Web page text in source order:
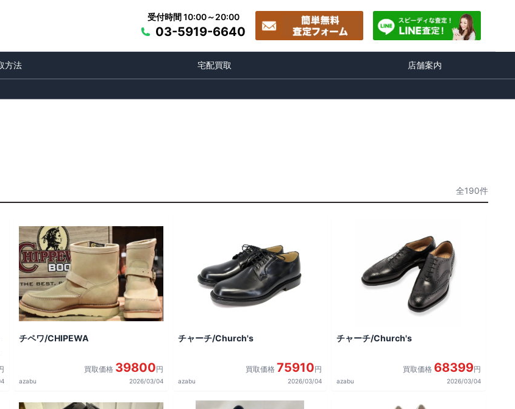
受付時間 10:00～20:00
03-5919-6640
方法 宅配買取 店舗案内
全190件
チペワ/CHIPEWA
買取価格 39800円
azabu 2026/03/04
チャーチ/Church's
買取価格 75910円
azabu 2026/03/04
チャーチ/Church's
買取価格 68399円
azabu 2026/03/04